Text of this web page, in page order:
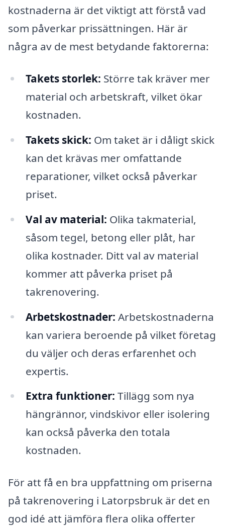
kostnaderna är det viktigt att förstå vad
som påverkar prissättningen. Här är
några av de mest betydande faktorerna:
Takets storlek: Större tak kräver mer
material och arbetskraft, vilket ökar
kostnaden.
Takets skick: Om taket är i dåligt skick
kan det krävas mer omfattande
reparationer, vilket också påverkar
priset.
Val av material: Olika takmaterial,
såsom tegel, betong eller plåt, har
olika kostnader. Ditt val av material
kommer att påverka priset på
takrenovering.
Arbetskostnader: Arbetskostnaderna
kan variera beroende på vilket företag
du väljer och deras erfarenhet och
expertis.
Extra funktioner: Tillägg som nya
hängrännor, vindskivor eller isolering
kan också påverka den totala
kostnaden.
För att få en bra uppfattning om priserna
på takrenovering i Latorpsbruk är det en
god idé att jämföra flera olika offerter